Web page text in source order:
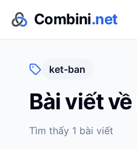
Combini.net
ket-ban
Bài viết về
Tìm thấy 1 bài viết